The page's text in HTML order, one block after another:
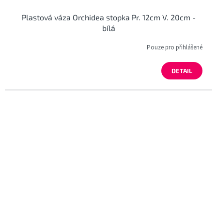
Plastová váza Orchidea stopka Pr. 12cm V. 20cm -
bílá
Pouze pro přihlášené
DETAIL